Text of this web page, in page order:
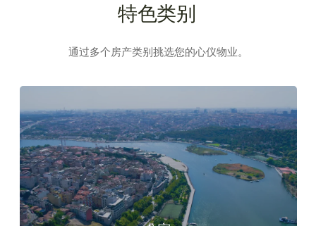
特色类别
通过多个房产类别挑选您的心仪物业。